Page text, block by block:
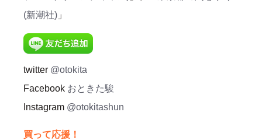
(新潮社) 」
twitter @otokita
Facebook おときた駿
Instagram @otokitashun
買って応援！